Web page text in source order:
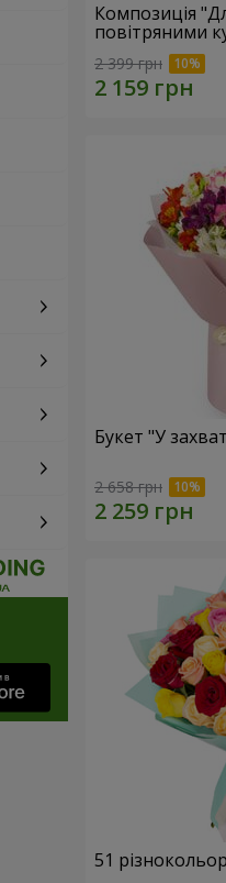
Композиція
повітряними
2 399 грн
Букет "У
2 658 грн
51